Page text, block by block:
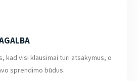
kad visi klausimai turi atsakymus, o
sprendimo būdus.